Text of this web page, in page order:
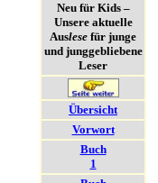
Neu für Kids –
Unsere aktuelle
Auslese für junge
und junggebliebene
Leser
Übersicht
Vorwort
Buch
1